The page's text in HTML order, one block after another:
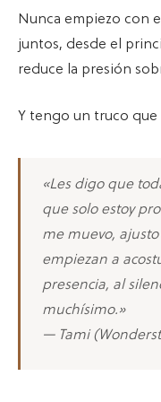
Nunca empiezo con
juntos, desde el
reduce la presión
Y tengo un truco que
«Les digo que
que solo estoy
me muevo,
empiezan a
presencia, al
muchísimo.»
— Tami